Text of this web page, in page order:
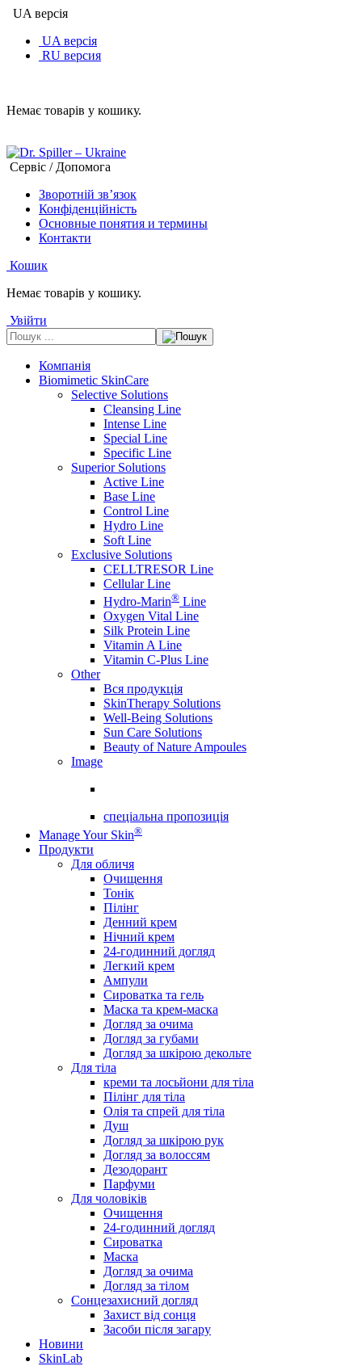
UA версія
UA версія
RU версия
Немає товарів у кошику.
Сервіс / Допомога
Зворотній зв’язок
Конфіденційність
Основные понятия и термины
Контакти
Кошик
Немає товарів у кошику.
Увійти
Компанія
Biomimetic SkinCare
Selective Solutions
Cleansing Line
Intense Line
Special Line
Specific Line
Superior Solutions
Active Line
Base Line
Control Line
Hydro Line
Soft Line
Exclusive Solutions
CELLTRESOR Line
Cellular Line
Hydro-Marin® Line
Oxygen Vital Line
Silk Protein Line
Vitamin A Line
Vitamin C-Plus Line
Other
Вся продукція
SkinTherapy Solutions
Well-Being Solutions
Sun Care Solutions
Beauty of Nature Ampoules
Image
спеціальна пропозиція
Manage Your Skin®
Продукти
Для обличя
Очищення
Тонік
Пілінг
Денний крем
Нічний крем
24-годинний догляд
Легкий крем
Ампули
Сироватка та гель
Маска та крем-маска
Догляд за очима
Догляд за губами
Догляд за шкірою декольте
Для тіла
креми та лосьйони для тіла
Пілінг для тіла
Олія та спрей для тіла
Душ
Догляд за шкірою рук
Догляд за волоссям
Дезодорант
Парфуми
Для чоловіків
Очищення
24-годинний догляд
Сироватка
Маска
Догляд за очима
Догляд за тілом
Сонцезахисний догляд
Захист від сонця
Засоби після загару
Новини
SkinLab